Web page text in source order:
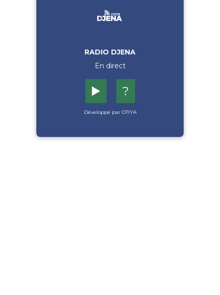
RADIO DJENA
En direct
▶️ ?
Développé par OTIYA